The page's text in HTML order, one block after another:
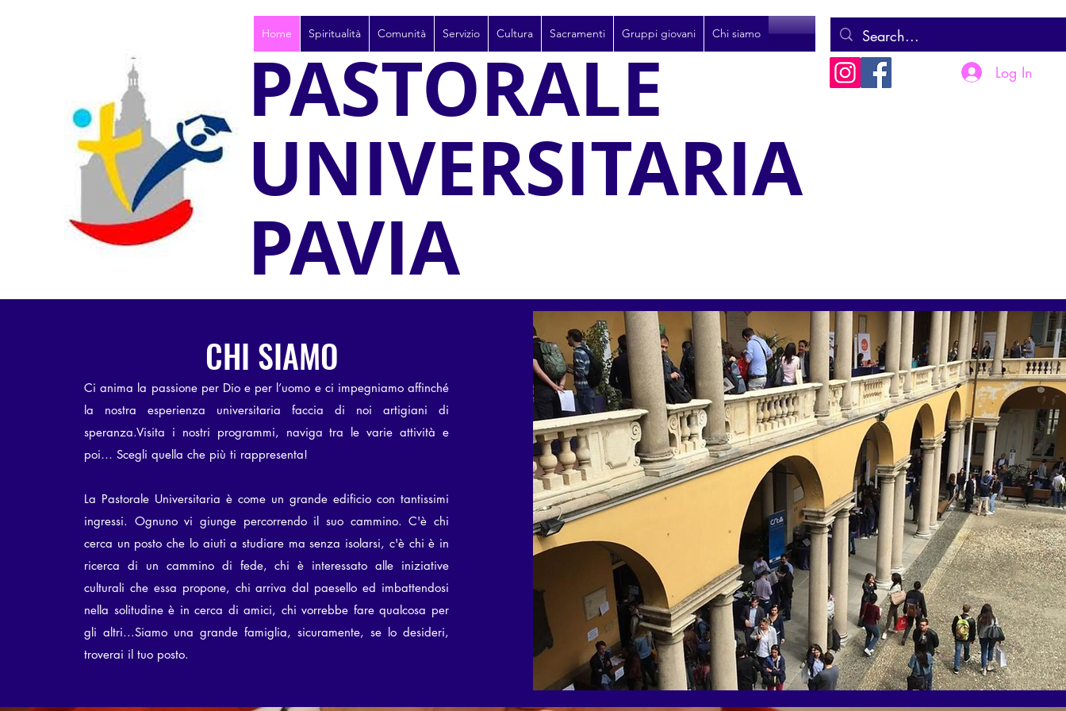
Home Spiritualità Comunità Servizio Cultura Sacramenti Gruppi giovani Chi siamo
Log In
PASTORALE
UNIVERSITARIA
PAVIA
CHI SIAMO
Ci anima la passione per Dio e per l’uomo e ci impegniamo affinché
la nostra esperienza universitaria faccia di noi artigiani di
speranza.Visita i nostri programmi, naviga tra le varie attività e
poi… Scegli quella che più ti rappresenta!
La Pastorale Universitaria è come un grande edificio con tantissimi
ingressi. Ognuno vi giunge percorrendo il suo cammino. C'è chi
cerca un posto che lo aiuti a studiare ma senza isolarsi, c'è chi è in
ricerca di un cammino di fede, chi è interessato alle iniziative
culturali che essa propone, chi arriva dal paesello ed imbattendosi
nella solitudine è in cerca di amici, chi vorrebbe fare qualcosa per
gli altri...Siamo una grande famiglia, sicuramente, se lo desideri,
troverai il tuo posto.